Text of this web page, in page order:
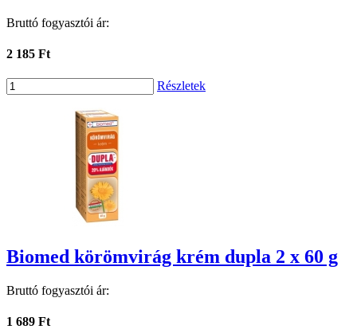
Bruttó fogyasztói ár:
2 185 Ft
Részletek
Biomed körömvirág krém dupla 2 x 60 g
Bruttó fogyasztói ár:
1 689 Ft